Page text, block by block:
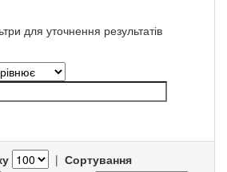
для уточнення результатів
| Сортування